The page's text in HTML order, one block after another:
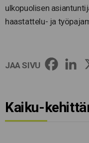
ulkopuolisen
haastattelu- ja
JAA SIVU
Kaiku-